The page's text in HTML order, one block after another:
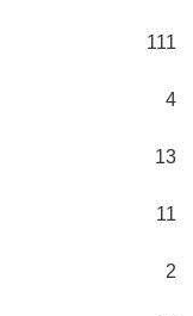
111
4
13
11
2